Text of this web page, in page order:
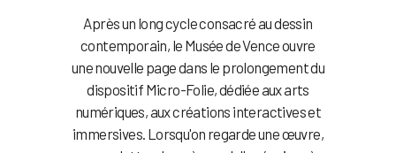
Après un long cycle consacré au dessin
contemporain, le Musée de Vence ouvre
une nouvelle page dans le prolongement du
dispositif Micro-Folie, dédiée aux arts
numériques, aux créations interactives et
immersives. Lorsqu'on regarde une œuvre,